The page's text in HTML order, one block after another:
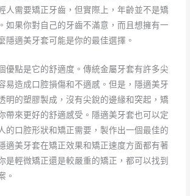
人需要矯正牙齒，但實際上，年齡並不是矯
如果你對自己的牙齒不滿意，而且想擁有一
隱適美牙套可能是你的最佳選擇。
優點是它的舒適度。傳統金屬牙套有許多尖
易造成口腔損傷和不適感。但是，隱適美牙
明的塑膠製成，沒有尖銳的邊緣和突起，矯
帶來更好的舒適感受。隱適美牙套也可以定
的口腔形狀和矯正需要，製作出一個最佳的
適美牙套在矯正效果和矯正速度方面都有著
是輕微矯正還是較嚴重的矯正，都可以找到
。